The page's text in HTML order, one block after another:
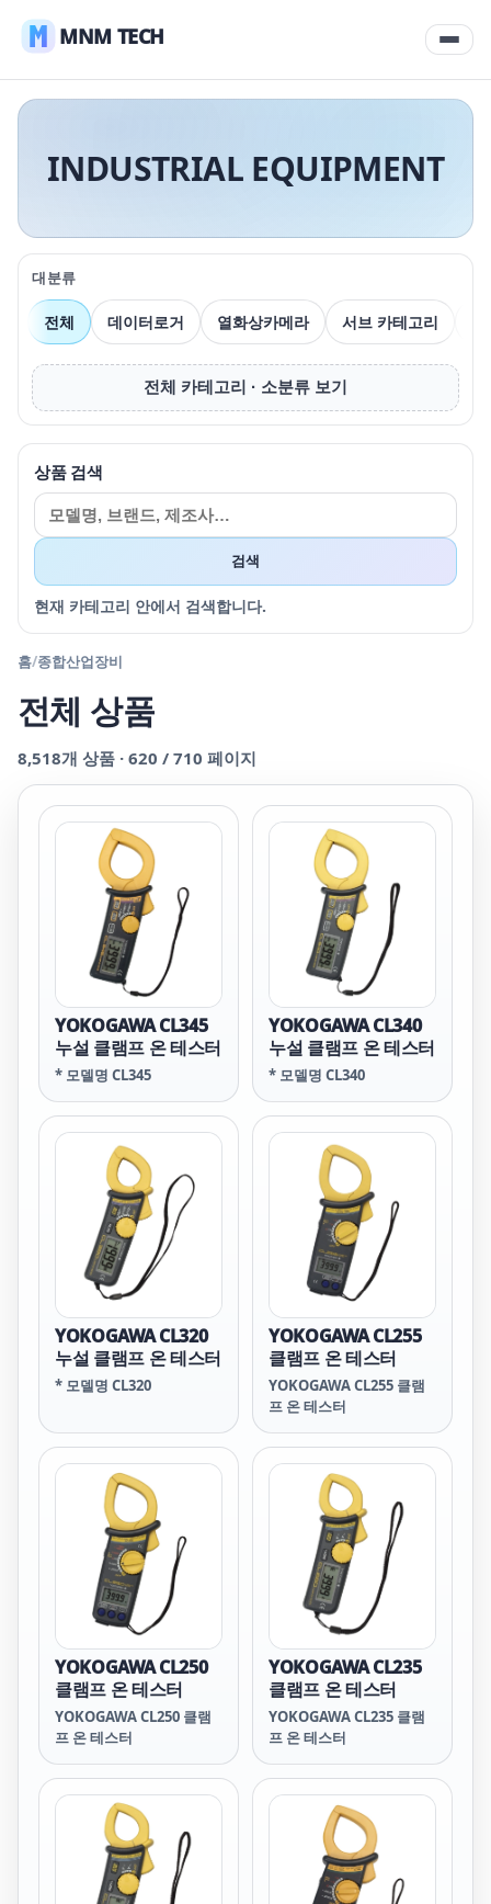
MNM TECH
INDUSTRIAL EQUIPMENT
대분류
전체 데이터로거 열화상카메라 서브 카테고리
전체 카테고리 · 소분류 보기
상품 검색
검색
현재 카테고리 안에서 검색합니다.
홈/종합산업장비
전체 상품
8,518개 상품 · 620 / 710 페이지
YOKOGAWA CL345
누설 클램프 온 테스터
* 모델명 CL345
YOKOGAWA CL340
누설 클램프 온 테스터
* 모델명 CL340
YOKOGAWA CL320
누설 클램프 온 테스터
* 모델명 CL320
YOKOGAWA CL255
클램프 온 테스터
YOKOGAWA CL255 클램
프 온 테스터
YOKOGAWA CL250
클램프 온 테스터
YOKOGAWA CL250 클램
프 온 테스터
YOKOGAWA CL235
클램프 온 테스터
YOKOGAWA CL235 클램
프 온 테스터